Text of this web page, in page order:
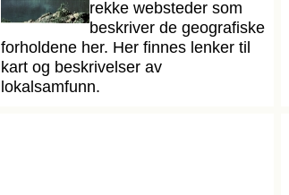
rekke websteder som
beskriver de geografiske
forholdene her. Her finnes lenker til
kart og beskrivelser av
lokalsamfunn.